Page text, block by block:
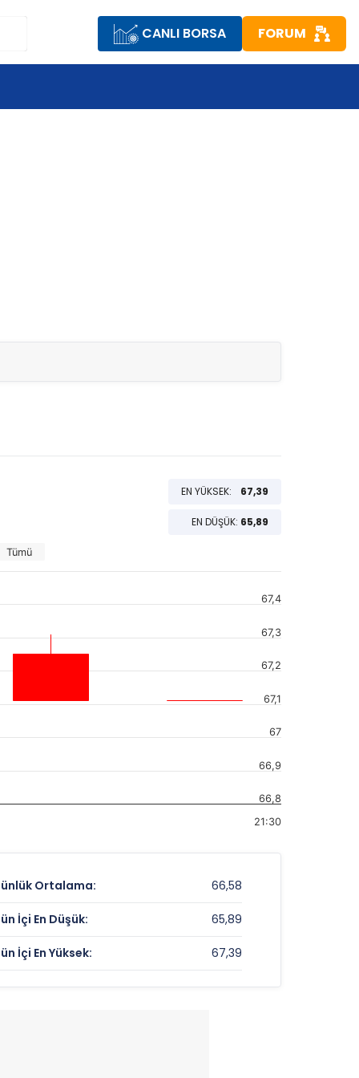
CANLI BORSA FORUM
EN YÜKSEK: 67,39
EN DÜŞÜK: 65,89
Tümü
21:30
66,8
66,9
67
67,1
67,2
67,3
67,4
Ortalama: 66,58
İçi En Düşük: 65,89
İçi En Yüksek: 67,39